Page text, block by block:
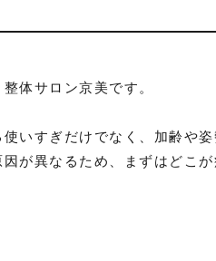
体サロン京美です。
いすぎだけでなく、加齢や
が異なるため、まずはどこ